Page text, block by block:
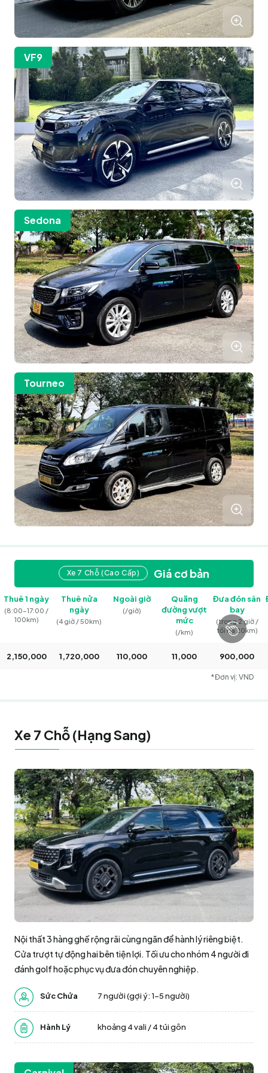
Hà Nội / Hải Phòng
Hồ Chí Minh / Đà Nẵng
Hà Nội / Hải Phòng
+84-24-3558-2131
Hồ Chí Minh / Đà Nẵng
+84-28-3744-2281
VF9
Sedona
Tourneo
Xe 7 Chỗ (Cao Cấp) Giá cơ bản
Thuê 1 ngày
(8:00–17:00 /
100km)
Thuê nửa
ngày
(4 giờ / 50km)
Ngoài giờ
(/giờ)
Quãng
đường vượt
mức
(/km)
Đưa đón sân
bay
(trong 2 giờ /
tối đa 20km)
2,150,000 1,720,000 110,000 11,000 900,000
*Đơn vị: VND
Xe 7 Chỗ (Hạng Sang)
Nội thất 3 hàng ghế rộng rãi cùng ngăn để hành lý riêng biệt.
Cửa trượt tự động hai bên tiện lợi. Tối ưu cho nhóm 4 người đi
đánh golf hoặc phục vụ đưa đón chuyên nghiệp.
Sức Chứa 7 người (gợi ý: 1–5 người)
Hành Lý khoảng 4 vali / 4 túi gôn